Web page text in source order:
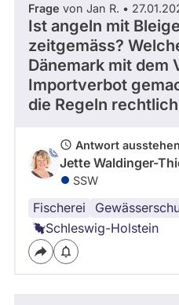
Frage von Jan R. •
Ist angeln mit
zeitgemäss?
Dänemark mit dem
Importverbot
die Regeln
Antwort
Jette Waldinger-
SSW
Fischerei
Schleswig-Holstein